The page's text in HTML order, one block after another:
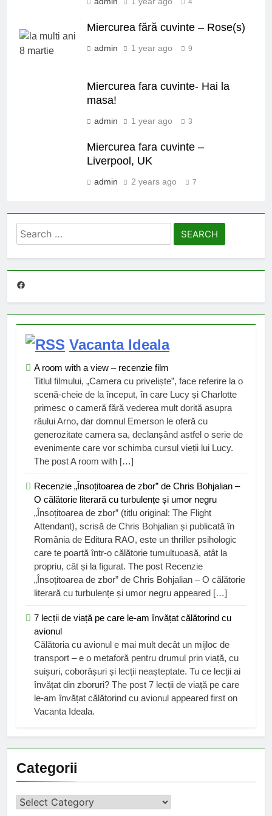
4
Miercurea fără cuvinte – Rose(s)
admin 1 year ago 9
Miercurea fara cuvinte- Hai la
masa!
admin 1 year ago 3
Miercurea fara cuvinte –
Liverpool, UK
admin 2 years ago 7
Search
for:
Facebook
Vacanta Ideala
A room with a view – recenzie film
Titlul filmului, „Camera cu priveliște”, face referire la o
scenă-cheie de la început, în care Lucy și Charlotte
primesc o cameră fără vederea mult dorită asupra
râului Arno, dar domnul Emerson le oferă cu
generozitate camera sa, declanșând astfel o serie de
evenimente care vor schimba cursul vieții lui Lucy.
The post A room with […]
Recenzie „Însoțitoarea de zbor” de Chris Bohjalian –
O călătorie literară cu turbulențe și umor negru
„Însoțitoarea de zbor” (titlu original: The Flight
Attendant), scrisă de Chris Bohjalian și publicată în
România de Editura RAO, este un thriller psihologic
care te poartă într-o călătorie tumultuoasă, atât la
propriu, cât și la figurat. The post Recenzie
„Însoțitoarea de zbor” de Chris Bohjalian – O călătorie
literară cu turbulențe și umor negru appeared […]
7 lecții de viață pe care le-am învățat călătorind cu
avionul
Călătoria cu avionul e mai mult decât un mijloc de
transport – e o metaforă pentru drumul prin viață, cu
suișuri, coborâșuri și lecții neașteptate. Tu ce lecții ai
învățat din zboruri? The post 7 lecții de viață pe care
le-am învățat călătorind cu avionul appeared first on
Vacanta Ideala.
Categorii
Categorii